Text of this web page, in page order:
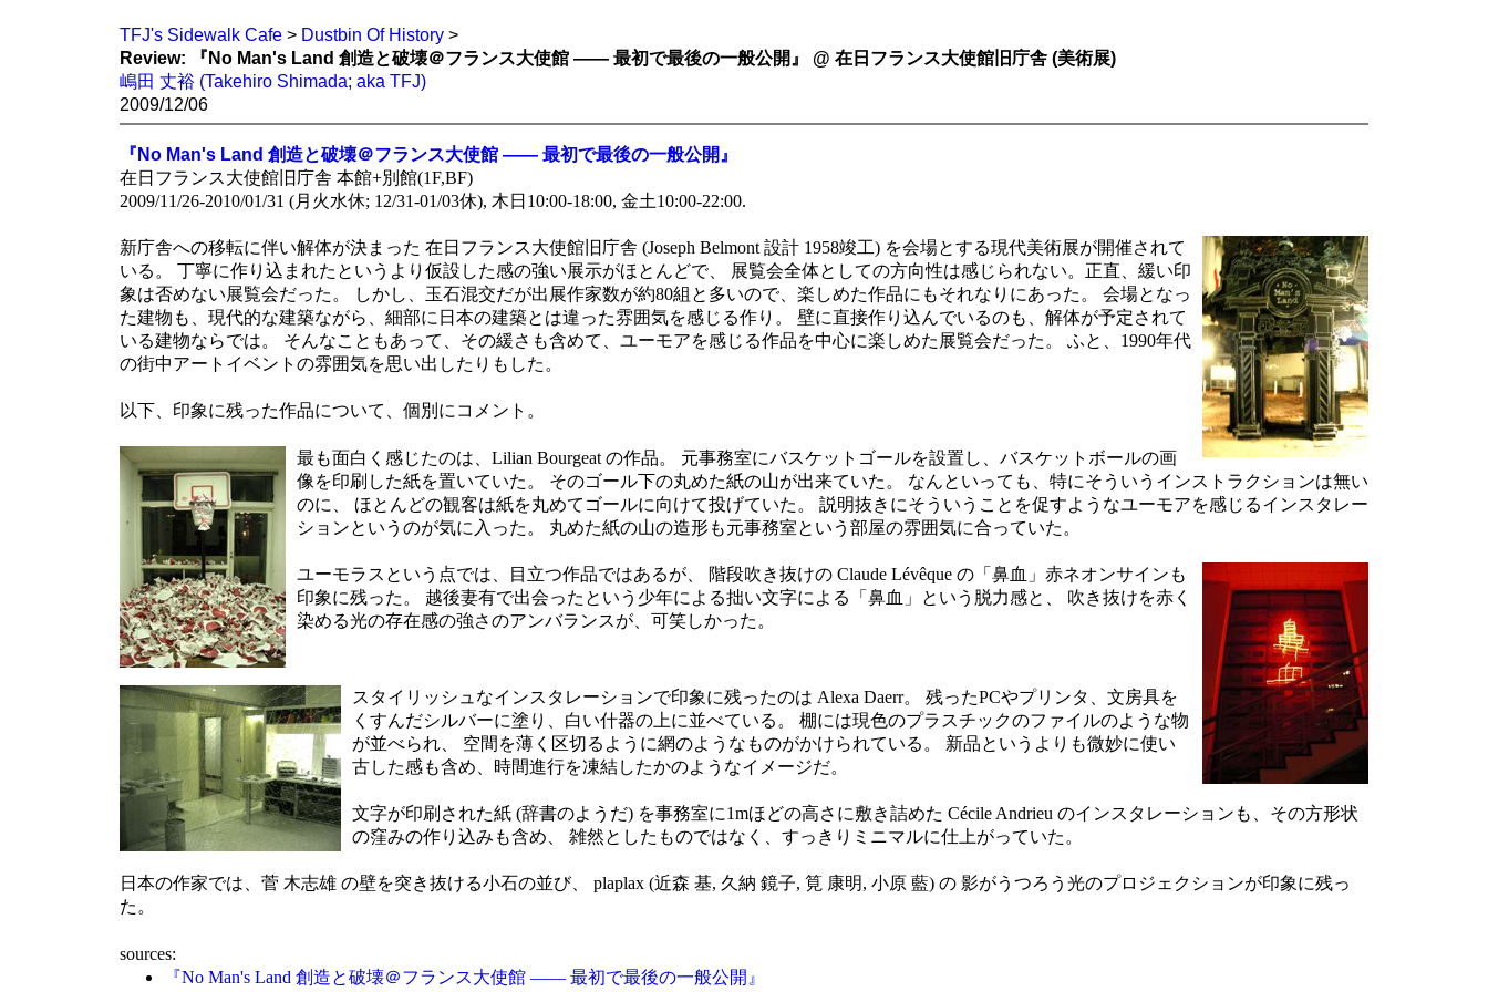
TFJ's Sidewalk Cafe> Dustbin Of History>
Review: 『No Man's Land 創造と破壊＠フランス大使館 —— 最初で最後の一般公開』 @ 在日フランス大使館旧庁舎 (美術展)
嶋田 丈裕 (Takehiro Shimada; aka TFJ)
2009/12/06
『No Man's Land 創造と破壊＠フランス大使館 —— 最初で最後の一般公開』
在日フランス大使館旧庁舎 本館+別館(1F,BF)
2009/11/26-2010/01/31 (月火水休; 12/31-01/03休), 木日10:00-18:00, 金土10:00-22:00.
新庁舎への移転に伴い解体が決まった 在日フランス大使館旧庁舎 (Joseph Belmont 設計 1958竣工) を会場とする現代美術展が開催されて
いる。 丁寧に作り込まれたというより仮設した感の強い展示がほとんどで、 展覧会全体としての方向性は感じられない。正直、緩い印
象は否めない展覧会だった。 しかし、玉石混交だが出展作家数が約80組と多いので、楽しめた作品にもそれなりにあった。 会場となっ
た建物も、現代的な建築ながら、細部に日本の建築とは違った雰囲気を感じる作り。 壁に直接作り込んでいるのも、解体が予定されて
いる建物ならでは。 そんなこともあって、その緩さも含めて、ユーモアを感じる作品を中心に楽しめた展覧会だった。 ふと、1990年代
の街中アートイベントの雰囲気を思い出したりもした。
以下、印象に残った作品について、個別にコメント。
最も面白く感じたのは、Lilian Bourgeat の作品。 元事務室にバスケットゴールを設置し、バスケットボールの画
像を印刷した紙を置いていた。 そのゴール下の丸めた紙の山が出来ていた。 なんといっても、特にそういうインストラクションは無い
のに、 ほとんどの観客は紙を丸めてゴールに向けて投げていた。 説明抜きにそういうことを促すようなユーモアを感じるインスタレー
ションというのが気に入った。 丸めた紙の山の造形も元事務室という部屋の雰囲気に合っていた。
ユーモラスという点では、目立つ作品ではあるが、 階段吹き抜けの Claude Lévêque の「鼻血」赤ネオンサインも
印象に残った。 越後妻有で出会ったという少年による拙い文字による「鼻血」という脱力感と、 吹き抜けを赤く
染める光の存在感の強さのアンバランスが、可笑しかった。
スタイリッシュなインスタレーションで印象に残ったのは Alexa Daerr。 残ったPCやプリンタ、文房具を
くすんだシルバーに塗り、白い什器の上に並べている。 棚には現色のプラスチックのファイルのような物
が並べられ、 空間を薄く区切るように網のようなものがかけられている。 新品というよりも微妙に使い
古した感も含め、時間進行を凍結したかのようなイメージだ。
文字が印刷された紙 (辞書のようだ) を事務室に1mほどの高さに敷き詰めた Cécile Andrieu のインスタレーションも、その方形状
の窪みの作り込みも含め、 雑然としたものではなく、すっきりミニマルに仕上がっていた。
日本の作家では、菅 木志雄 の壁を突き抜ける小石の並び、 plaplax (近森 基, 久納 鏡子, 筧 康明, 小原 藍) の 影がうつろう光のプロジェクションが印象に残っ
た。
sources:
『No Man's Land 創造と破壊＠フランス大使館 —— 最初で最後の一般公開』